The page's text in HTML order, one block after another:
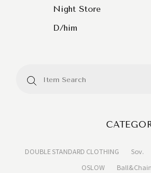
Night Store
D/him
DOUBLE STANDARD CLOTHING Sov.
OSLOW
Ball&Chain